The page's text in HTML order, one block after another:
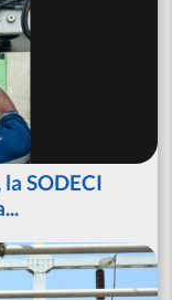
SODECI